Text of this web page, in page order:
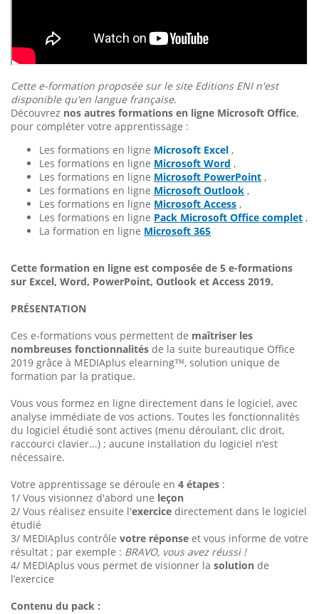
Cette e-formation proposée sur le site Editions ENI n'est
disponible qu'en langue française.
Découvrez nos autres formations en ligne Microsoft Office,
pour compléter votre apprentissage :
Les formations en ligne Microsoft Excel ,
Les formations en ligne Microsoft Word ,
Les formations en ligne Microsoft PowerPoint ,
Les formations en ligne Microsoft Outlook ,
Les formations en ligne Microsoft Access ,
Les formations en ligne Pack Microsoft Office complet ,
La formation en ligne Microsoft 365
Cette formation en ligne est composée de 5 e-formations
sur Excel, Word, PowerPoint, Outlook et Access 2019.
PRÉSENTATION
Ces e-formations vous permettent de maîtriser les
nombreuses fonctionnalités de la suite bureautique Office
2019 grâce à MEDIAplus elearning™, solution unique de
formation par la pratique.
Vous vous formez en ligne directement dans le logiciel, avec
analyse immédiate de vos actions. Toutes les fonctionnalités
du logiciel étudié sont actives (menu déroulant, clic droit,
raccourci clavier...) ; aucune installation du logiciel n’est
nécessaire.
Votre apprentissage se déroule en 4 étapes :
1/ Vous visionnez d'abord une leçon
2/ Vous réalisez ensuite l'exercice directement dans le logiciel
étudié
3/ MEDIAplus contrôle votre réponse et vous informe de votre
résultat ; par exemple : BRAVO, vous avez réussi !
4/ MEDIAplus vous permet de visionner la solution de
l’exercice
Contenu du pack :